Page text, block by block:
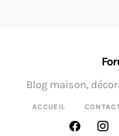
ACCUEIL
Blog maison,